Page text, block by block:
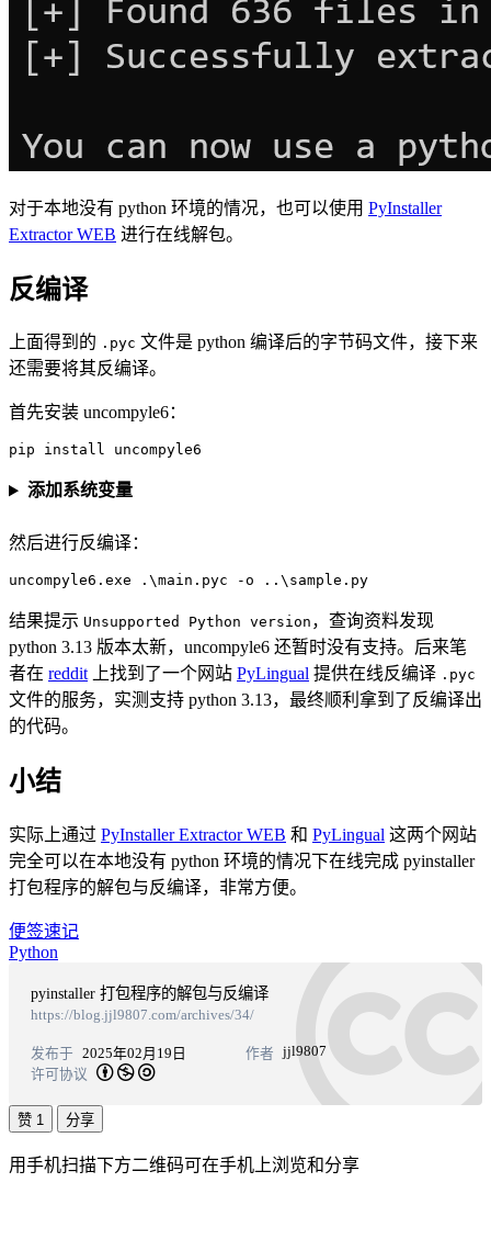
对于本地没有 python 环境的情况，也可以使用 PyInstaller
Extractor WEB 进行在线解包。
反编译
上面得到的 .pyc 文件是 python 编译后的字节码文件，接下来
还需要将其反编译。
首先安装 uncompyle6：
pip install uncompyle6
添加系统变量
然后进行反编译：
uncompyle6.exe .\main.pyc -o ..\sample.py
结果提示 Unsupported Python version ，查询资料发现
python 3.13 版本太新，uncompyle6 还暂时没有支持。后来笔
者在 reddit上找到了一个网站 PyLingual 提供在线反编译 .pyc
文件的服务，实测支持 python 3.13，最终顺利拿到了反编译出
的代码。
小结
实际上通过 PyInstaller Extractor WEB 和 PyLingual 这两个网站
完全可以在本地没有 python 环境的情况下在线完成 pyinstaller
打包程序的解包与反编译，非常方便。
便签速记
Python
pyinstaller 打包程序的解包与反编译
https://blog.jjl9807.com/archives/34/
作者 jjl9807
发布于
2025年02月19日
许可协议
赞 1 分享
用手机扫描下方二维码可在手机上浏览和分享